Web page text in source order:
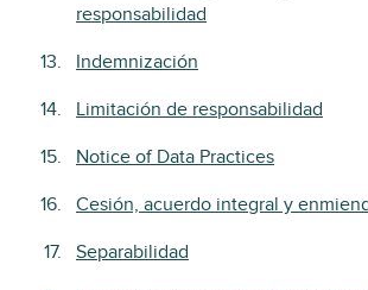
responsabilidad
Indemnización
Limitación de responsabilidad
Notice of Data Practices
Cesión, acuerdo integral y
Separabilidad